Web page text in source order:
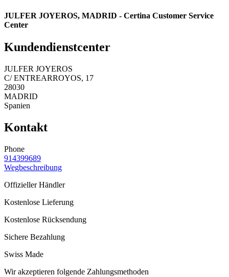
JULFER JOYEROS, MADRID - Certina Customer Service
Center
Kundendienstcenter
JULFER JOYEROS
C/ ENTREARROYOS, 17
28030
MADRID
Spanien
Kontakt
Phone
914399689
Wegbeschreibung
Offizieller Händler
Kostenlose Lieferung
Kostenlose Rücksendung
Sichere Bezahlung
Swiss Made
Wir akzeptieren folgende Zahlungsmethoden